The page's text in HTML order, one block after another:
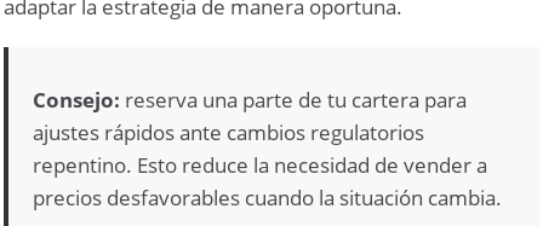
adaptar la estrategia de manera oportuna.
Consejo: reserva una parte de tu cartera para
ajustes rápidos ante cambios regulatorios
repentino. Esto reduce la necesidad de vender a
precios desfavorables cuando la situación cambia.